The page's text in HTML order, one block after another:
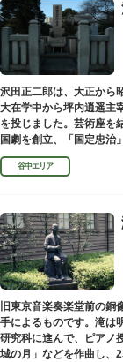
沢田正二郎は、大正から
大在学中から坪内逍遥主
を投じました。芸術座を
国劇を創立、「国定忠治
ました。お墓は谷中霊園
谷中エリア
旧東京音楽奏楽堂前の銅
手によるものです。滝は
研究科に進んで、ピアノ
城の月」などを作曲し、